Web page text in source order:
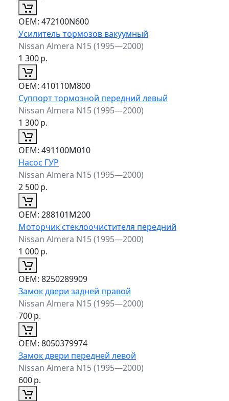
ОЕМ: 472100N600
Усилитель тормозов вакуумный
Nissan Almera N15 (1995—2000)
1 300р.
ОЕМ: 410110M800
Суппорт тормозной передний левый
Nissan Almera N15 (1995—2000)
1 300р.
ОЕМ: 491100M010
Насос ГУР
Nissan Almera N15 (1995—2000)
2 500р.
ОЕМ: 288101M200
Моторчик стеклоочистителя передний
Nissan Almera N15 (1995—2000)
1 000р.
ОЕМ: 8250289909
Замок двери задней правой
Nissan Almera N15 (1995—2000)
700р.
ОЕМ: 8050379974
Замок двери передней левой
Nissan Almera N15 (1995—2000)
600р.